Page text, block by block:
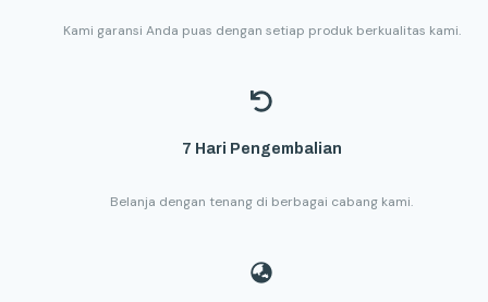
Kami garansi Anda puas dengan setiap produk berkualitas kami.
7 Hari Pengembalian
Belanja dengan tenang di berbagai cabang kami.